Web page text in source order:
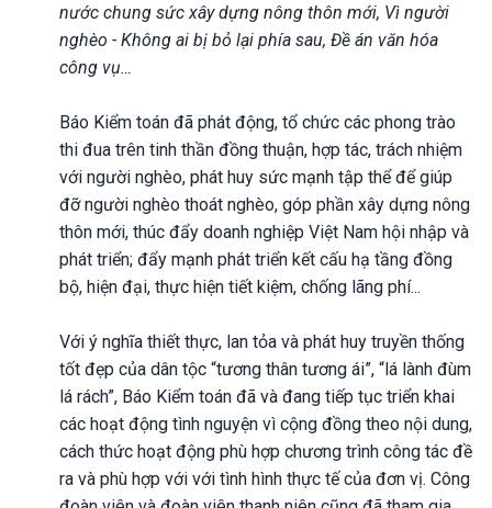
nước chung sức xây dựng nông thôn mới, Vì người
nghèo - Không ai bị bỏ lại phía sau, Đề án văn hóa
công vụ…
Báo Kiểm toán đã phát động, tổ chức các phong trào
thi đua trên tinh thần đồng thuận, hợp tác, trách nhiệm
với người nghèo, phát huy sức mạnh tập thể để giúp
đỡ người nghèo thoát nghèo, góp phần xây dựng nông
thôn mới, thúc đẩy doanh nghiệp Việt Nam hội nhập và
phát triển; đẩy mạnh phát triển kết cấu hạ tầng đồng
bộ, hiện đại, thực hiện tiết kiệm, chống lãng phí...
Với ý nghĩa thiết thực, lan tỏa và phát huy truyền thống
tốt đẹp của dân tộc “tương thân tương ái”, “lá lành đùm
lá rách”, Báo Kiểm toán đã và đang tiếp tục triển khai
các hoạt động tình nguyện vì cộng đồng theo nội dung,
cách thức hoạt động phù hợp chương trình công tác đề
ra và phù hợp với với tình hình thực tế của đơn vị. Công